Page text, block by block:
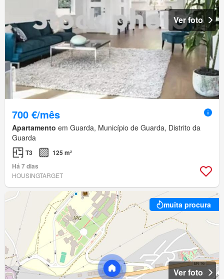
Ver foto
700 €/mês
Apartamento em Guarda, Município de Guarda, Distrito da
Guarda
T3
125 m²
Há 7 dias
HOUSINGTARGET
muita procura
Ver foto